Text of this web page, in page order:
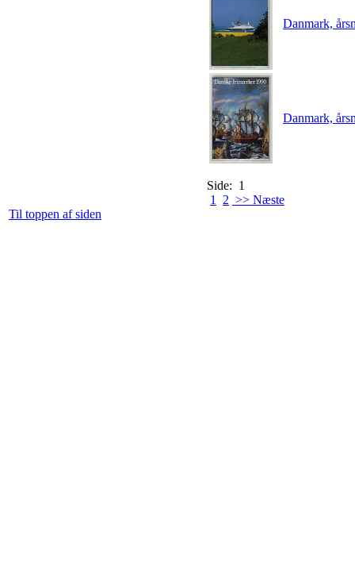
Danmark,
Danmark,
Side: 1
1
2 >> Næste
Til toppen af siden